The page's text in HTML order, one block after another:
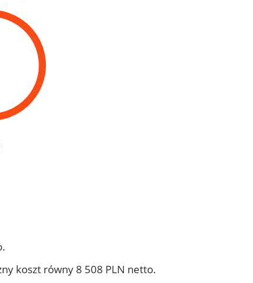
koszt równy 8 508 PLN netto.